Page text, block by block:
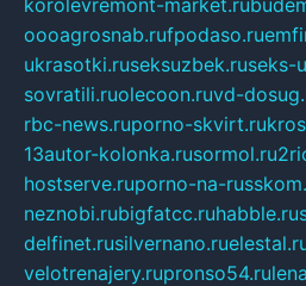
oooagrosnab.rufpodaso.ru
ukrasotki.ruseksuzbek.ruseks-
sovratili.ruolecoon.ruvd-
rbc-news.ruporno-skvirt.ru
13autor-kolonka.rusormol.ru
hostserve.ruporno-na-
neznobi.rubigfatcc.ruhabble.ru
delfinet.rusilvernano.ru
velotrenajery.rupronso54.ru